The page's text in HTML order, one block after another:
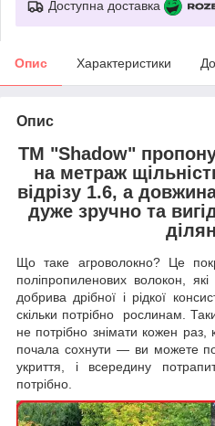
Доступна доставка
Опис Характеристики
Опис
ТМ "Shadow"
на метраж
відрізу 1.6, а
дуже зручно та
Що таке агроволокно? Це
поліпропиленових волокон,
добрива дрібної і рідкої
скільки потрібно рослинам.
не потрібно знімати кожен
почала сохнути — ви можете
укриття, і всередину
потрібно.